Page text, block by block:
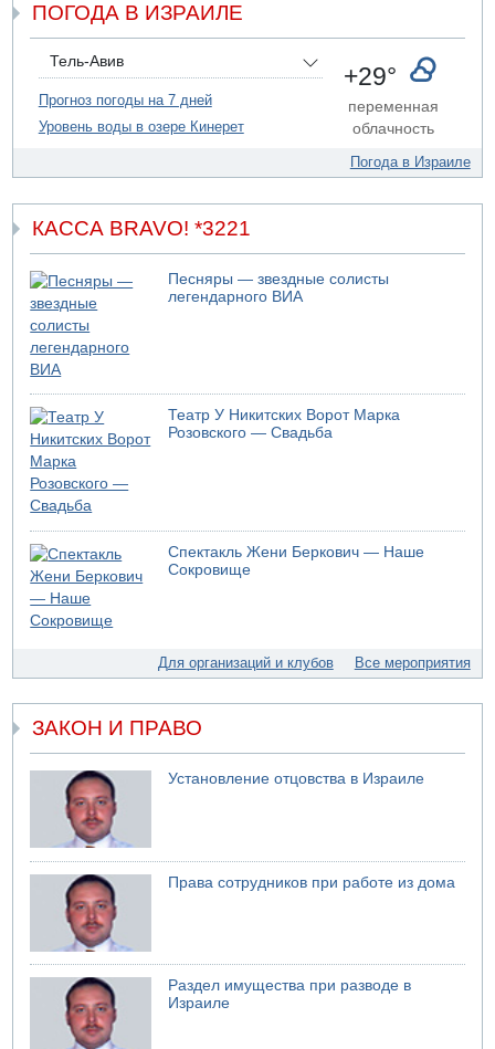
07.08.2026 20:41
Ynet: "Хизбалла" запустила БПЛА со взрывчаткой по
07.08.2026 19:16
ДТП в Ашдоде: тяжело ранены двое маленьких детей
07.08.2026 19:14
ПОГОДА В ИЗРАИЛЕ
Тель-Авив
Прогноз погоды на 7 дней
Уровень воды в озере Кинерет
+29°
переменная
облачность
Погода в Израиле
КАССА BRAVO! *3221
Песняры — звездные солисты
легендарного ВИА
Театр У Никитских Ворот Марка
Розовского — Свадьба
Спектакль Жени Беркович — Наше
Сокровище
Для организаций и клубов Все мероприятия
ЗАКОН И ПРАВО
Установление отцовства в Израиле
Права сотрудников при работе из дома
Раздел имущества при разводе в
Израиле